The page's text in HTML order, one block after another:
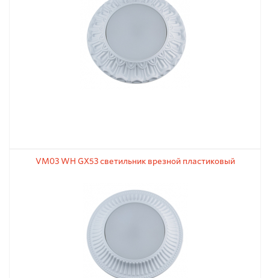
VM03 WH GX53 светильник врезной пластиковый